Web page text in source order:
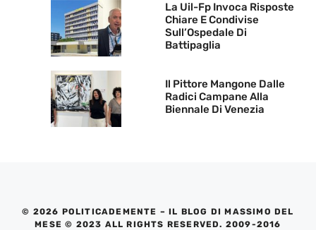
La Uil-Fp Invoca Risposte
Chiare E Condivise
Sull’Ospedale Di
Battipaglia
Il Pittore Mangone Dalle
Radici Campane Alla
Biennale Di Venezia
© 2026 POLITICADEMENTE – IL BLOG DI MASSIMO DEL
MESE © 2023 ALL RIGHTS RESERVED. 2009-2016